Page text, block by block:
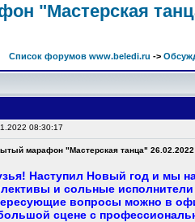
"Мастерская
Список форумов www.beledi.ru ->
08:30:17
марафон "Мастерская танца" 26.02.2022
Наступил Новый год и мы
и сольные
вопросы можно в
сцене с